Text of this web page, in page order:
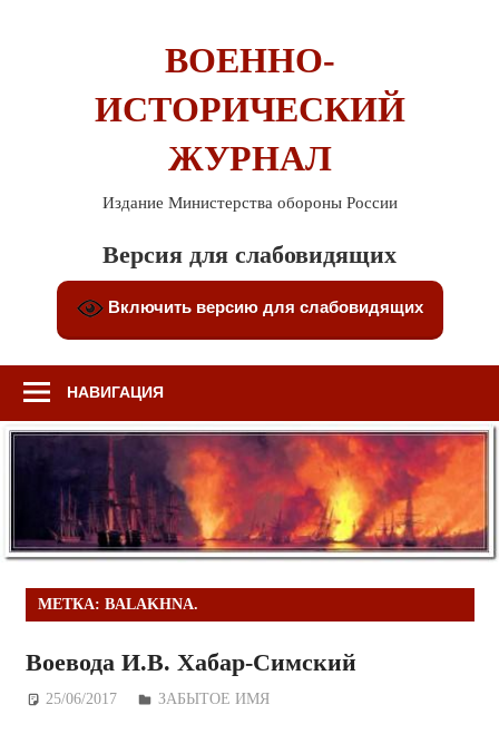
ВОЕННО-
ИСТОРИЧЕСКИЙ
ЖУРНАЛ
Издание Министерства обороны России
Версия для слабовидящих
Включить версию для слабовидящих
НАВИГАЦИЯ
МЕТКА: BALAKHNA.
Воевода И.В. Хабар-Симский
25/06/2017 Дежурный по Редакции
ЗАБЫТОЕ ИМЯ